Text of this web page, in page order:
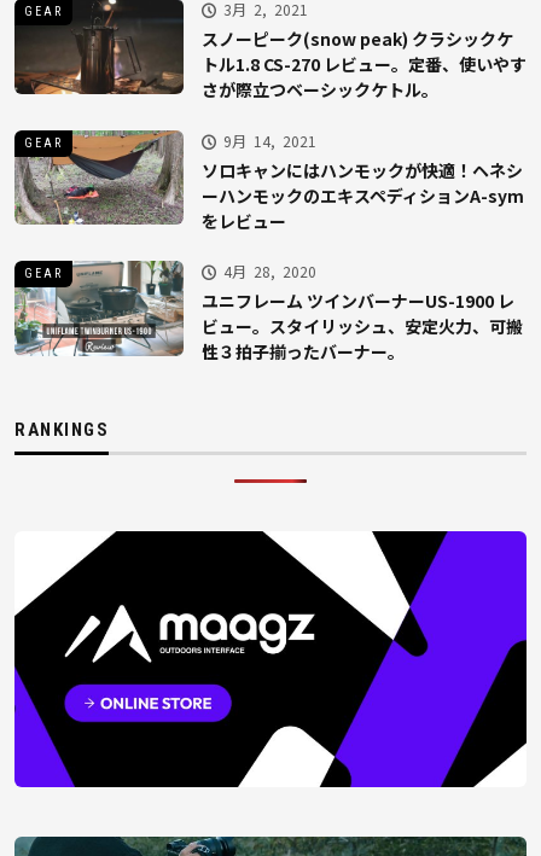
GEAR 3月 2, 2021
スノーピーク(snow peak) クラシックケ
トル1.8 CS-270 レビュー。定番、使いやす
さが際立つベーシックケトル。
GEAR 9月 14, 2021
ソロキャンにはハンモックが快適！ヘネシ
ーハンモックのエキスペディションA-sym
をレビュー
GEAR 4月 28, 2020
ユニフレーム ツインバーナーUS-1900 レ
ビュー。スタイリッシュ、安定火力、可搬
性３拍子揃ったバーナー。
RANKINGS